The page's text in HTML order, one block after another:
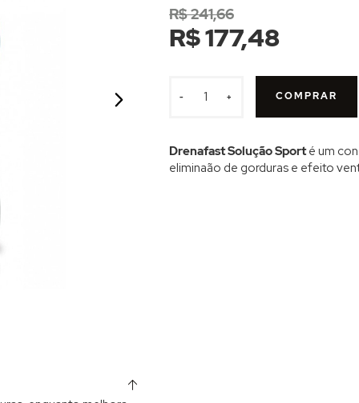
R$ 177,48
R$ 241,66
- + COMPRAR
Drenafast Solução Sporté um
eliminaão de gorduras e efeito